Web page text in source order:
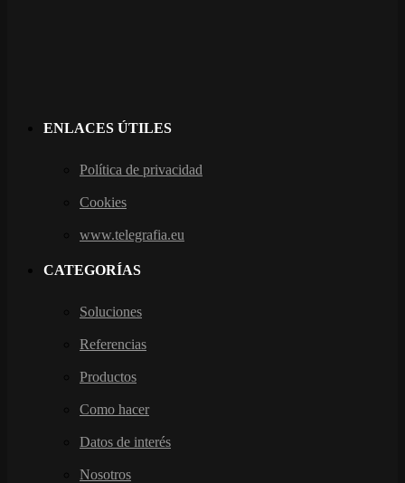
ENLACES ÚTILES
Política de privacidad
Cookies
www.telegrafia.eu
CATEGORÍAS
Soluciones
Referencias
Productos
Como hacer
Datos de interés
Nosotros